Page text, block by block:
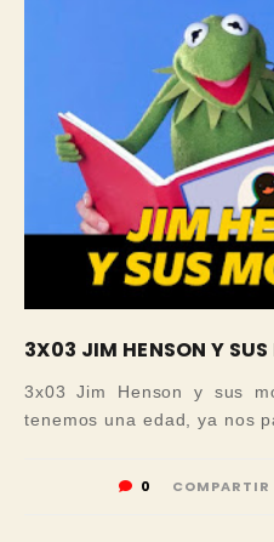
3X03 JIM HENSON Y
3x03 Jim Henson y sus
tenemos una edad, ya nos
0 COMPARTIR